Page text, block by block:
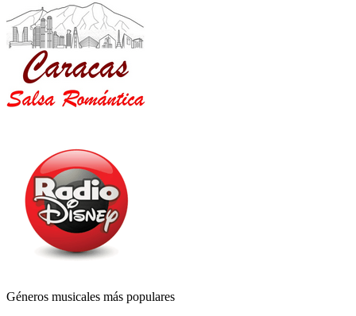
Géneros musicales más populares